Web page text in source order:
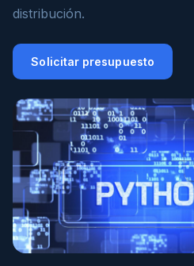
distribución.
Solicitar presupuesto